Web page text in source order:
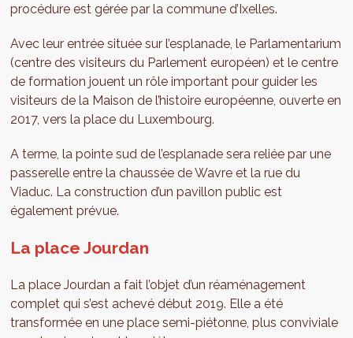
procédure est gérée par la commune d’Ixelles.
Avec leur entrée située sur l’esplanade, le Parlamentarium
(centre des visiteurs du Parlement européen) et le centre
de formation jouent un rôle important pour guider les
visiteurs de la Maison de l’histoire européenne, ouverte en
2017, vers la place du Luxembourg.
A terme, la pointe sud de l’esplanade sera reliée par une
passerelle entre la chaussée de Wavre et la rue du
Viaduc. La construction d’un pavillon public est
également prévue.
La place Jourdan
La place Jourdan a fait l’objet d’un réaménagement
complet qui s’est achevé début 2019. Elle a été
transformée en une place semi-piétonne, plus conviviale